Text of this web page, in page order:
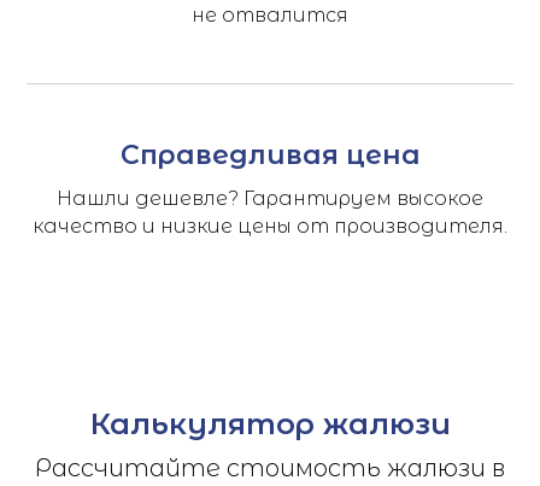
не отвалится
Справедливая цена
Нашли дешевле? Гарантируем высокое
качество и низкие цены от производителя.
Калькулятор жалюзи
Рассчитайте стоимость жалюзи в